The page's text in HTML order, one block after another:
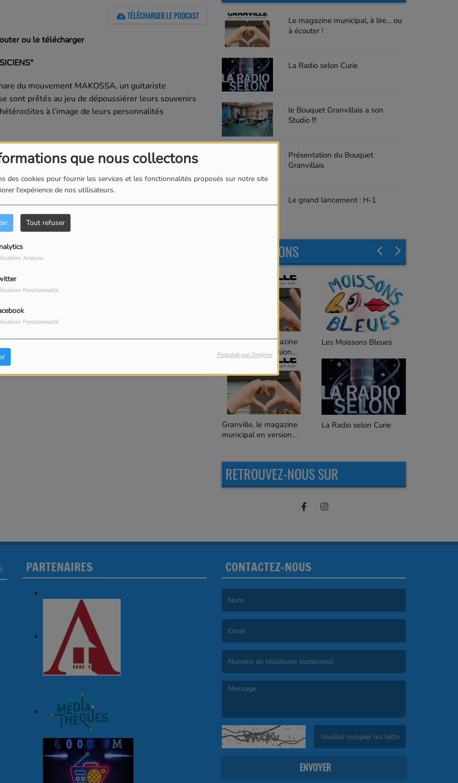
que nous collectons
des cookies pour fournir les services et les fonctionnalités proposés sur notre site
l'expérience de nos utilisateurs.
Tout refuser
Analyse
Fonctionnalité
Fonctionnalité
Propulsé par Orejime
TÉLÉCHARGER LE PODCAST
ou le télécharger
du mouvement MAKOSSA, un guitariste
sont prêtés au jeu de dépoussiérer leurs souvenirs
à l’image de leurs personnalités
lay"
"Toujours un coin qui me rappelle"
"Une Fille de l'Est"
commenter cet article
Le magazine municipal, à lire… ou
à écouter !
La Radio selon Curie
le Bouquet Granvillais a son
Studio !!!
Présentation du Bouquet
Granvillais
Le grand lancement : H-1
LES ÉMISSIONS
Granville, le magazine
Les Moissons Bleues
La Radio selon Curie
C'est quoi ça ?
Les Goûteurs de Lune
RETROUVEZ-NOUS SUR
PARTENAIRES CONTACTEZ-NOUS
ENVOYER